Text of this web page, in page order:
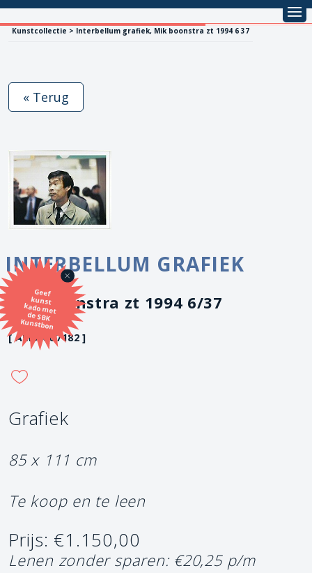
Kunstcollectie > Interbellum grafiek, Mik boonstra zt 1994 6 37
Geef
kunst
kado met
de SBK
Kunstbon
« Terug
INTERBELLUM GRAFIEK
Mik/Boonstra zt 1994 6/37
[ AMS-CG7182 ]
Grafiek
85 x 111 cm
Te koop en te leen
Prijs: €1.150,00
Lenen zonder sparen: €20,25 p/m